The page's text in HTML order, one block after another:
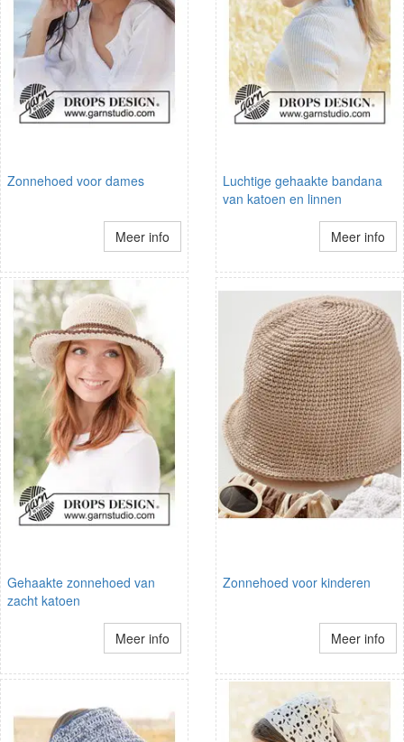
Zonnehoed voor dames
Meer info
Luchtige gehaakte bandana
van katoen en linnen
Meer info
Gehaakte zonnehoed van
zacht katoen
Meer info
Zonnehoed voor kinderen
Meer info